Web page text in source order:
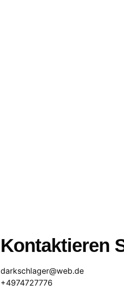
Kontaktieren
darkschlager@web.de
+4974727776